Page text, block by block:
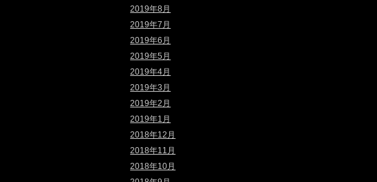
2019年8月
2019年7月
2019年6月
2019年5月
2019年4月
2019年3月
2019年2月
2019年1月
2018年12月
2018年11月
2018年10月